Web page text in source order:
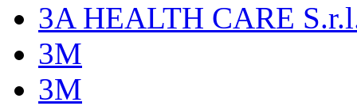
3A HEALTH CARE
3M
3M